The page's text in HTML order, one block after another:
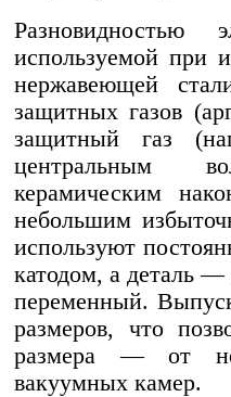
Разновидностью
используемой при
нержавеющей
защитных газов
защитный газ
центральным
керамическим
небольшим
используют
катодом, а деталь
переменный.
размеров, что
размера — от
вакуумных камер.